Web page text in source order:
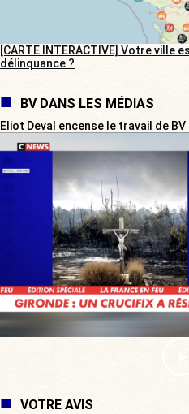
[CARTE INTERACTIVE] Votre ville
délinquance ?
BV DANS LES MÉDIAS
Eliot Deval encense le travail de BV
VOTRE AVIS